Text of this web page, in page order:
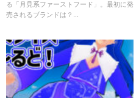
ランドは？
る「月見系ファーストフード」。最初に発
売されるブランドは？...